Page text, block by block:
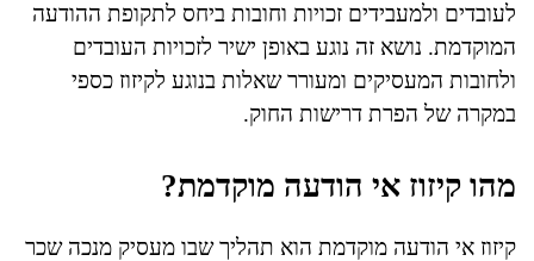
לעובדים ולמעבידים זכויות וחובות ביחס לתקופת ההודעה
המוקדמת. נושא זה נוגע באופן ישיר לזכויות העובדים
ולחובות המעסיקים ומעורר שאלות בנוגע לקיזוז כספי
במקרה של הפרת דרישות החוק.
מהו קיזוז אי הודעה מוקדמת?
קיזוז אי הודעה מוקדמת הוא תהליך שבו מעסיק מנכה שכר